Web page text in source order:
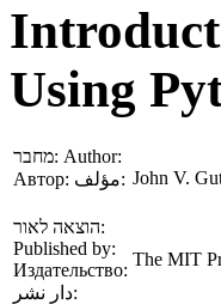
Using
מחבר: Author:
Автор:
مؤلف: John V.
הוצאה לאור:
Published by:
Издательство:
دار نشر:
The MIT